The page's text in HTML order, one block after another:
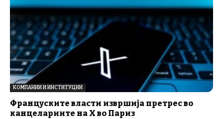
КОМПАНИИ И ИНСТИТУЦИИ
Француските власти извршија претрес во
канцелариите на X во Париз